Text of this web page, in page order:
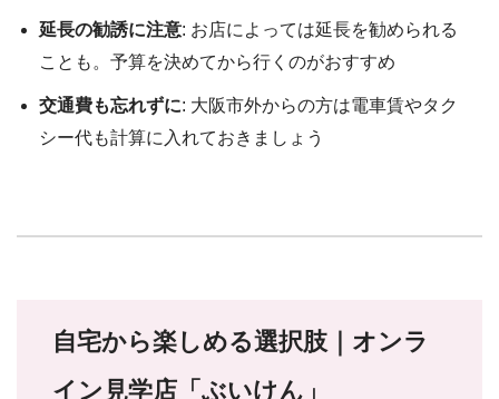
延長の勧誘に注意: お店によっては延長を勧められる
ことも。予算を決めてから行くのがおすすめ
交通費も忘れずに: 大阪市外からの方は電車賃やタク
シー代も計算に入れておきましょう
自宅から楽しめる選択肢｜オンラ
イン見学店「ぶいけん」